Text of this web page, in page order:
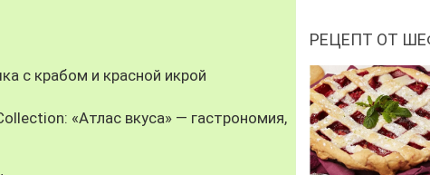
с крабом и красной икрой
«Атлас вкуса» — гастрономия,
РЕЦЕПТ ОТ